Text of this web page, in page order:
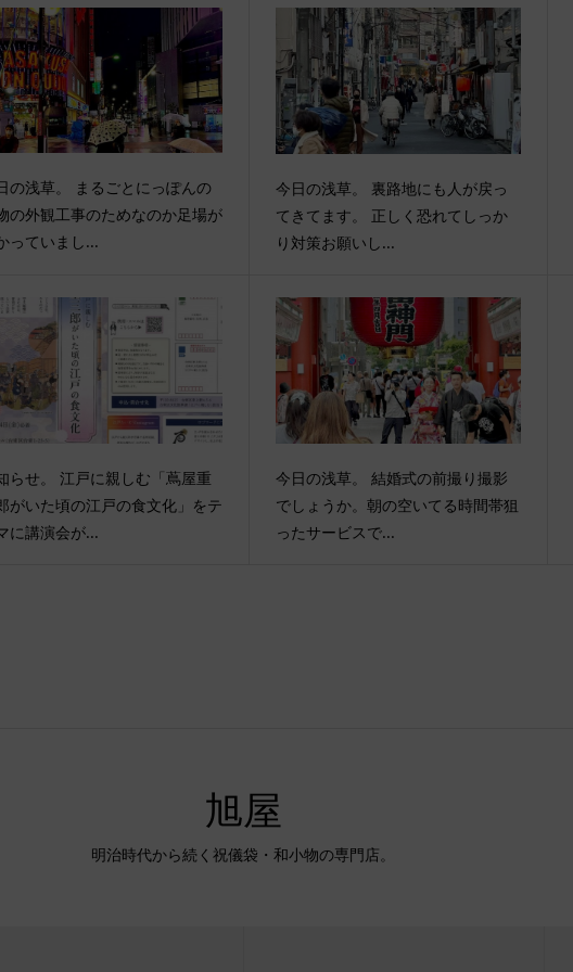
の浅草。 まるごとにっぽんの
の外観工事のためなのか足場が
っていまし...
今日の浅草。 裏路地にも人が戻っ
てきてます。 正しく恐れてしっか
り対策お願いし...
らせ。 江戸に親しむ「蔦屋重
がいた頃の江戸の食文化」をテ
に講演会が...
今日の浅草。 結婚式の前撮り撮影
でしょうか。朝の空いてる時間帯狙
ったサービスで...
旭屋
明治時代から続く祝儀袋・和小物の専門店。